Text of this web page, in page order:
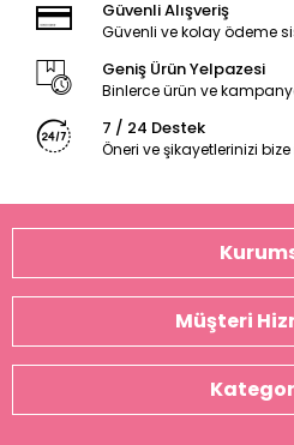
Güvenli Alışveriş
Güvenli ve kolay ödeme
Geniş Ürün Yelpazesi
Binlerce ürün ve
7 / 24 Destek
Öneri ve şikayetlerinizi
Müşteri